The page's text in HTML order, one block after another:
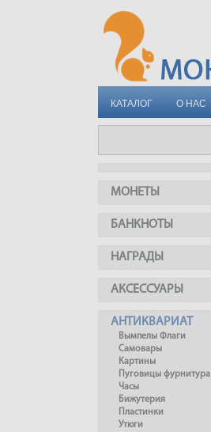
КАТАЛОГ О НАС
МОНЕТЫ
БАНКНОТЫ
НАГРАДЫ
АКСЕССУАРЫ
АНТИКВАРИАТ
Вымпелы Флаги
Самовары
Картины
Пуговицы фурнитура
Часы
Бижутерия
Пластинки
Утюги